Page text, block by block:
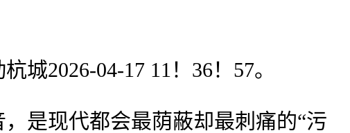
2026-04-17 11！36！57。
现代都会最荫蔽却最刺痛的“污